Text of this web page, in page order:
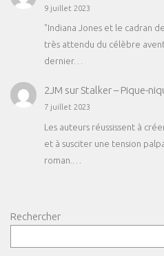
9 juillet 2023
"Indiana Jones et le cadran
très attendu du célèbre
dernier…
2JM sur Stalker – Pique-
7 juillet 2023
Les auteurs réussissent à
et à susciter une tension
roman.…
Rechercher